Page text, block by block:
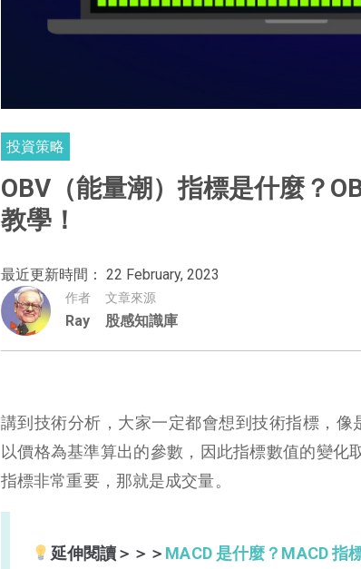
投資策略
OBV（能量潮）指標是什麼？
教學！
最近更新時間： 22 February, 2023
作者
Ray
文章來源
股感知識庫
講到技術分析，大家一定都會想到技術指標，像
以價格為基準算出的參數，因此指標數值的變
指標非常重要，那就是成交量。
延伸閱讀＞＞＞MACD 是什麼？MACD 指